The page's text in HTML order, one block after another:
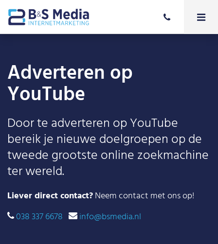
Adverteren op
YouTube
Door te adverteren op YouTube
bereik je nieuwe doelgroepen op de
tweede grootste online zoekmachine
ter wereld.
Liever direct contact?Neem contact met ons op!
038 337 6678
info@bsmedia.nl